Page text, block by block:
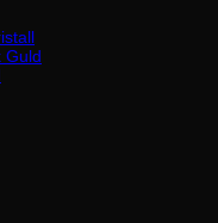
Guld